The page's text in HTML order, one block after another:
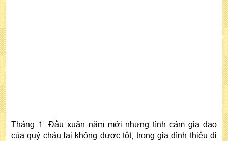
Tháng 1: Đầu xuân năm mới nhưng tình cảm gia đạo
của quý cháu lại không được tốt, trong gia đình thiếu đi